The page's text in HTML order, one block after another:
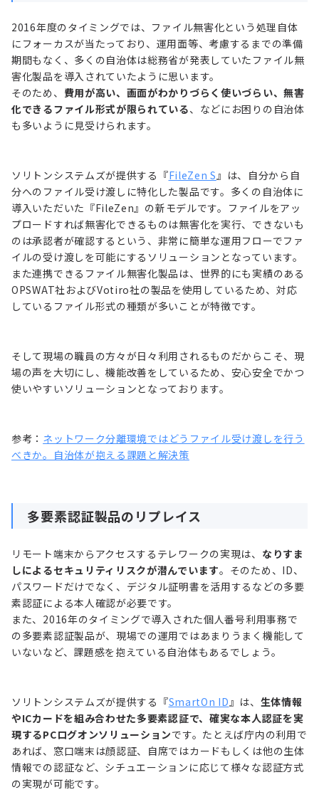
2016年度のタイミングでは、ファイル無害化という処理自体
にフォーカスが当たっており、運用面等、考慮するまでの準備
期間もなく、多くの自治体は総務省が発表していたファイル無
害化製品を導入されていたように思います。
そのため、 費用が高い、画面がわかりづらく使いづらい、無害
化できるファイル形式が限られている、などにお困りの自治体
も多いように見受けられます。
ソリトンシステムズが提供する『FileZen S』は、自分から自
分へのファイル受け渡しに特化した製品です。多くの自治体に
導入いただいた『FileZen』の新モデルです。ファイルをアッ
プロードすれば無害化できるものは無害化を実行、できないも
のは承認者が確認するという、非常に簡単な運用フローでファ
イルの受け渡しを可能にするソリューションとなっています。
また連携できるファイル無害化製品は、世界的にも実績のある
OPSWAT社およびVotiro社の製品を使用しているため、対応
しているファイル形式の種類が多いことが特徴です。
そして現場の職員の方々が日々利用されるものだからこそ、現
場の声を大切にし、機能改善をしているため、安心安全でかつ
使いやすいソリューションとなっております。
参考： ネットワーク分離環境ではどうファイル受け渡しを行う
べきか。自治体が抱える課題と解決策
多要素認証製品のリプレイス
リモート端末からアクセスするテレワークの実現は、 なりすま
しによるセキュリティリスクが潜んでいます。そのため、ID、
パスワードだけでなく、デジタル証明書を活用するなどの多要
素認証による本人確認が必要です。
また、2016年のタイミングで導入された個人番号利用事務で
の多要素認証製品が、現場での運用ではあまりうまく機能して
いないなど、課題感を抱えている自治体もあるでしょう。
ソリトンシステムズが提供する『SmartOn ID』は、 生体情報
やICカードを組み合わせた多要素認証で、確実な本人認証を実
現するPCログオンソリューションです。たとえば庁内の利用で
あれば、窓口端末は顔認証、自席ではカードもしくは他の生体
情報での認証など、シチュエーションに応じて様々な認証方式
の実現が可能です。